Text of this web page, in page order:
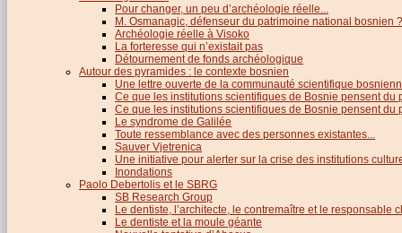
Pour changer, un peu d’archéologie réelle...
M. Osmanagic, défenseur du patrimoine national bosnien ?
Archéologie réelle à Visoko
La forteresse qui n’existait pas
Détournement de fonds archéologique
Autour des pyramides : le contexte bosnien
Une lettre ouverte de la communauté scientifique
Ce que les institutions scientifiques de Bosnie pensent du
Ce que les institutions scientifiques de Bosnie pensent du
Le syndrome de Galilée
Toute ressemblance avec des personnes existantes...
Sauver Vjetrenica
Une initiative pour alerter sur la crise des institutions
Inondations
Paolo Debertolis et le SBRG
SB Research Group
Le dentiste, l’architecte, le contremaître et le responsable
Le dentiste et la moule géante